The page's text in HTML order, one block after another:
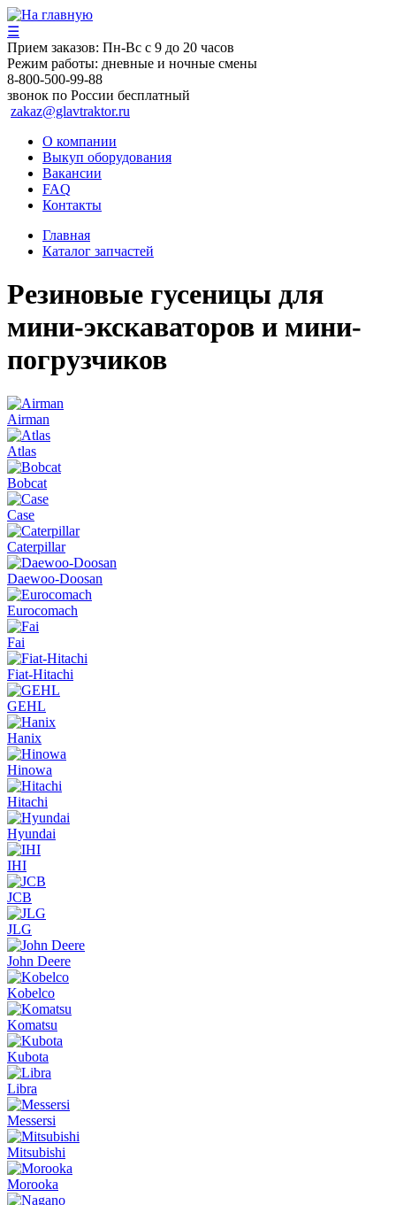
☰
Прием заказов: Пн-Вс с 9 до 20 часов
Режим работы: дневные и ночные смены
8-800-500-99-88
звонок по России бесплатный
zakaz@glavtraktor.ru
О компании
Выкуп оборудования
Вакансии
FAQ
Контакты
Главная
Каталог запчастей
Резиновые гусеницы для
мини-экскаваторов и мини-
погрузчиков
Airman
Atlas
Bobcat
Case
Caterpillar
Daewoo-Doosan
Eurocomach
Fai
Fiat-Hitachi
GEHL
Hanix
Hinowa
Hitachi
Hyundai
IHI
JCB
JLG
John Deere
Kobelco
Komatsu
Kubota
Libra
Messersi
Mitsubishi
Morooka